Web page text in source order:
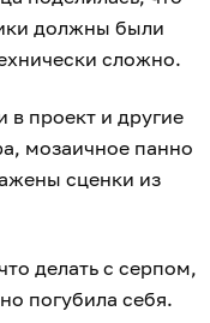
должны были
сложно.
проект и другие
мозаичное панно
сценки из
делать с серпом,
погубила себя.